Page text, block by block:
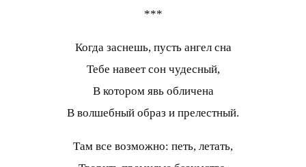
***
Когда заснешь, пусть ангел сна
Тебе навеет сон чудесный,
В котором явь обличена
В волшебный образ и прелестный.
Там все возможно: петь, летать,